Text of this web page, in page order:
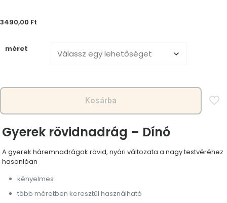
3490,00 Ft
méret
Kosárba
Gyerek rövidnadrág – Dínó
A gyerek háremnadrágok rövid, nyári változata a nagy testvéréhez
hasonlóan
kényelmes
több méretben keresztül használható